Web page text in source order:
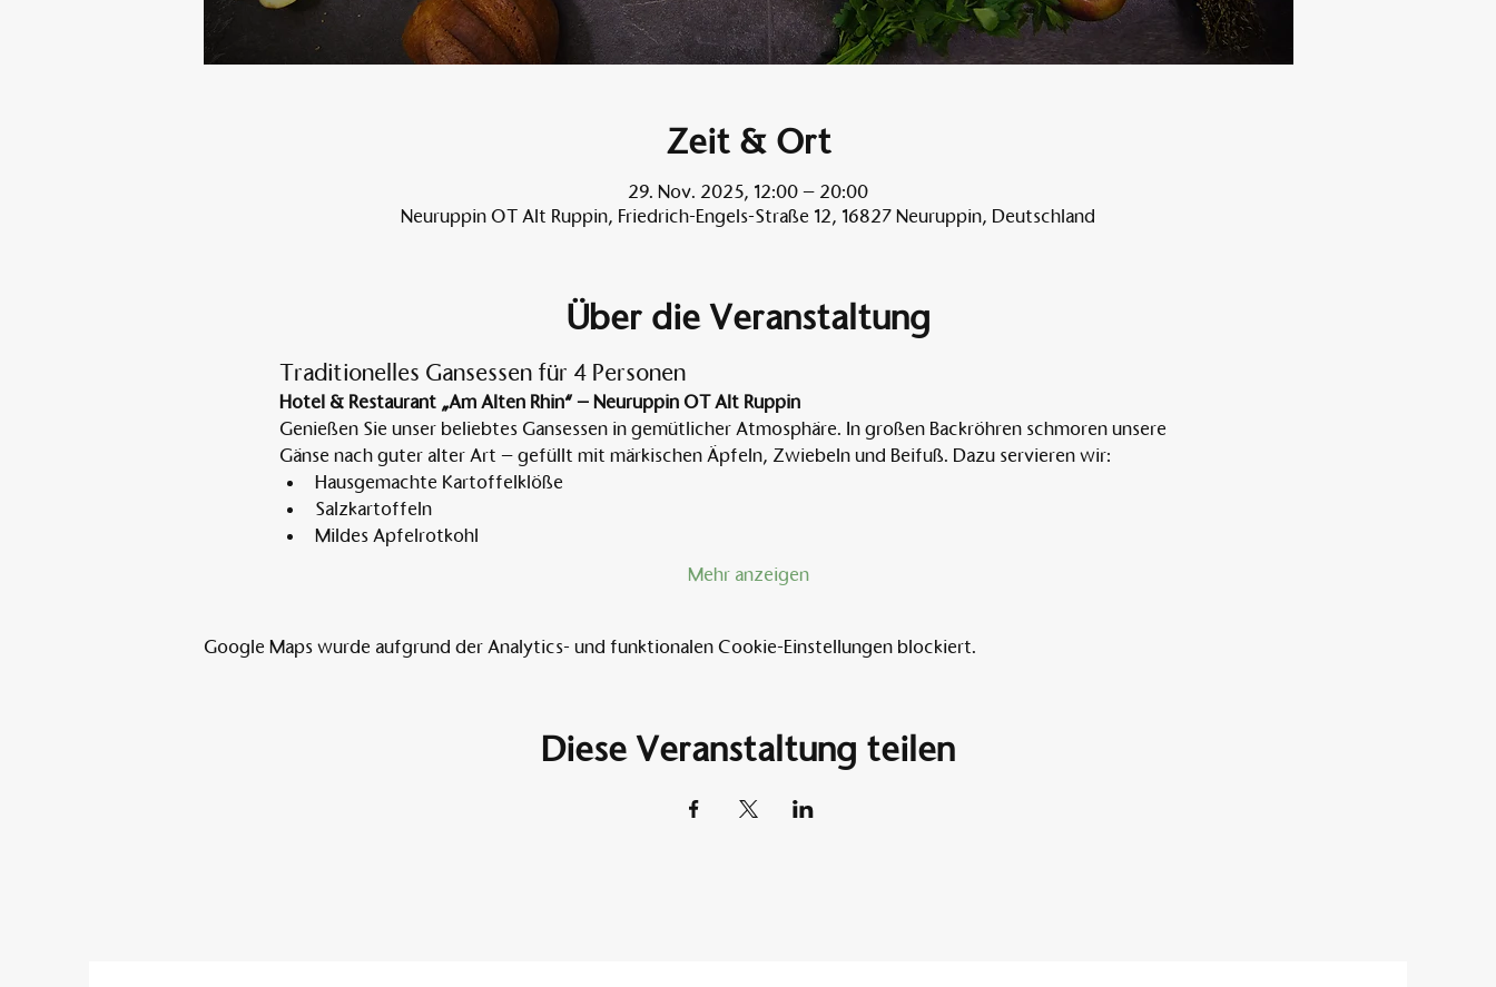
Zeit & Ort
29. Nov. 2025, 12:00 – 20:00
Neuruppin OT Alt Ruppin, Friedrich-Engels-Straße 12, 16827 Neuruppin, Deutschland
Über die Veranstaltung
Traditionelles Gansessen für 4 Personen
Hotel & Restaurant „Am Alten Rhin“ – Neuruppin OT Alt Ruppin
Genießen Sie unser beliebtes Gansessen in gemütlicher Atmosphäre. In großen Backröhren schmoren unsere
Gänse nach guter alter Art – gefüllt mit märkischen Äpfeln, Zwiebeln und Beifuß. Dazu servieren wir:
Hausgemachte Kartoffelklöße
Salzkartoffeln
Mildes Apfelrotkohl
Mehr anzeigen
Google Maps wurde aufgrund der Analytics- und funktionalen Cookie-Einstellungen blockiert.
Diese Veranstaltung teilen